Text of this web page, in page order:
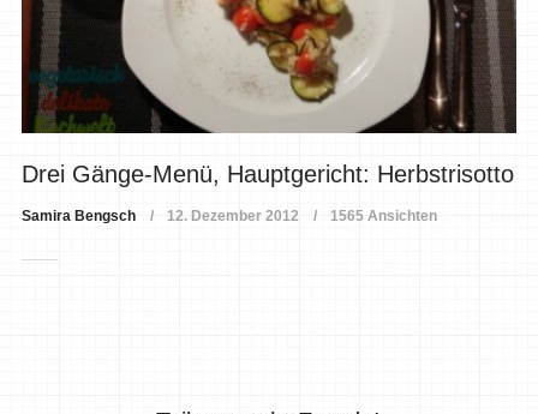
Drei Gänge-Menü, Hauptgericht: Herbstrisotto
Samira Bengsch 12. Dezember 2012 1565 Ansichten